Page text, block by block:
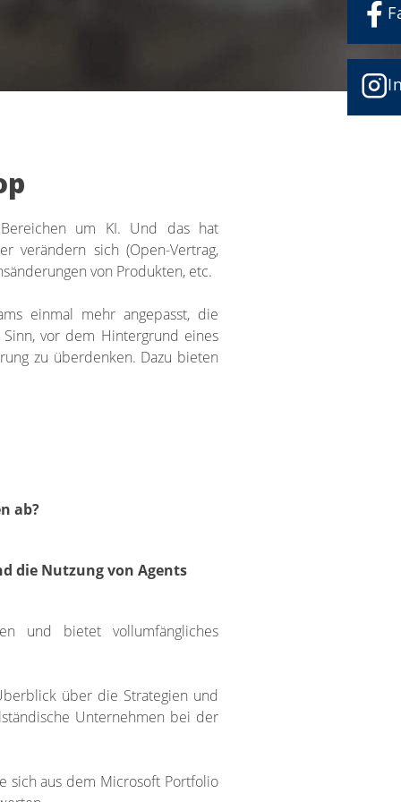
um KI. Und das hat
verändern sich (Open-Vertrag,
von Produkten, etc.
einmal mehr angepasst, die
vor dem Hintergrund eines
zu überdenken. Dazu bieten
ab?
die Nutzung von Agents
und bietet vollumfängliches
über die Strategien und
Unternehmen bei der
sich aus dem Microsoft Portfolio